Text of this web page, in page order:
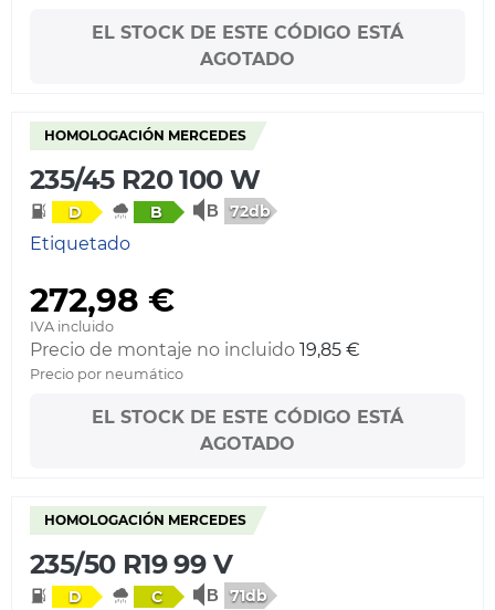
EL STOCK DE ESTE CÓDIGO ESTÁ
AGOTADO
HOMOLOGACIÓN MERCEDES
235/45 R20 100 W
D B 72db
Etiquetado
272,98 €
IVA incluido
Precio de montaje no incluido 19,85 €
Precio por neumático
EL STOCK DE ESTE CÓDIGO ESTÁ
AGOTADO
HOMOLOGACIÓN MERCEDES
235/50 R19 99 V
D C 71db